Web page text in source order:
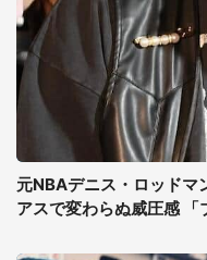
元NBAデニス・ロッド
アスで変わらぬ威圧感 「